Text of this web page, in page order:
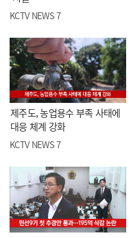
KCTV NEWS 7
제주도, 농업용수 부족 사태에
대응 체계 강화
KCTV NEWS 7